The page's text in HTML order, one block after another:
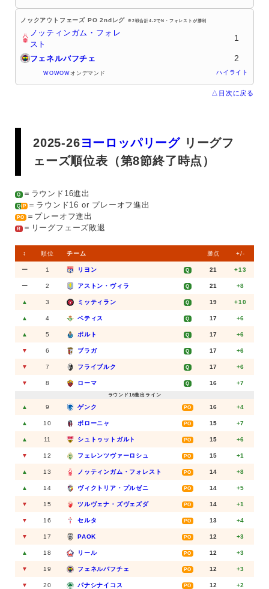
ノックアウトフェーズ PO 2ndレグ ※2戦合計4-2でN・フォレストが勝利
ノッティンガム・フォレ
スト
1
フェネルバフチェ 2
WOWOW オンデマンド ハイライト
△目次に戻る
2025-26ヨーロッパリーグリーグフ
ェーズ順位表（第8節終了時点）
Q ＝ラウンド16進出
Q/P ＝ラウンド16 or プレーオフ進出
PO ＝プレーオフ進出
R ＝リーグフェーズ敗退
↕️ 順位 チーム 勝点 +/-
ー 1 リヨン Q 21 +13
ー 2 アストン・ヴィラ Q 21 +8
▲ 3 ミッティラン Q 19 +10
▲ 4 ベティス Q 17 +6
▲ 5 ポルト Q 17 +6
▼ 6 ブラガ Q 17 +6
▼ 7 フライブルク Q 17 +6
▼ 8 ローマ Q 16 +7
ラウンド16進出ライン
▲ 9 ゲンク PO 16 +4
▲ 10 ボローニャ PO 15 +7
▲ 11 シュトゥットガルト PO 15 +6
▼ 12 フェレンツヴァーロシュ PO 15 +1
▲ 13 ノッティンガム・フォレスト PO 14 +8
▲ 14 ヴィクトリア・プルゼニ PO 14 +5
▼ 15 ツルヴェナ・ズヴェズダ PO 14 +1
▼ 16 セルタ PO 13 +4
▼ 17 PAOK PO 12 +3
▲ 18 リール PO 12 +3
▼ 19 フェネルバフチェ PO 12 +3
▼ 20 パナシナイコス PO 12 +2